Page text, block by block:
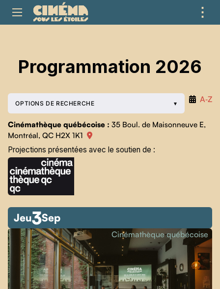
⋮
Programmation 2026
A‑Z
OPTIONS DE RECHERCHE
Cinémathèque québécoise : 35 Boul. de Maisonneuve E,
Montréal, QC H2X 1K1
Projections présentées avec le soutien de :
Jeu3Sep
Cinémathèque québécoise